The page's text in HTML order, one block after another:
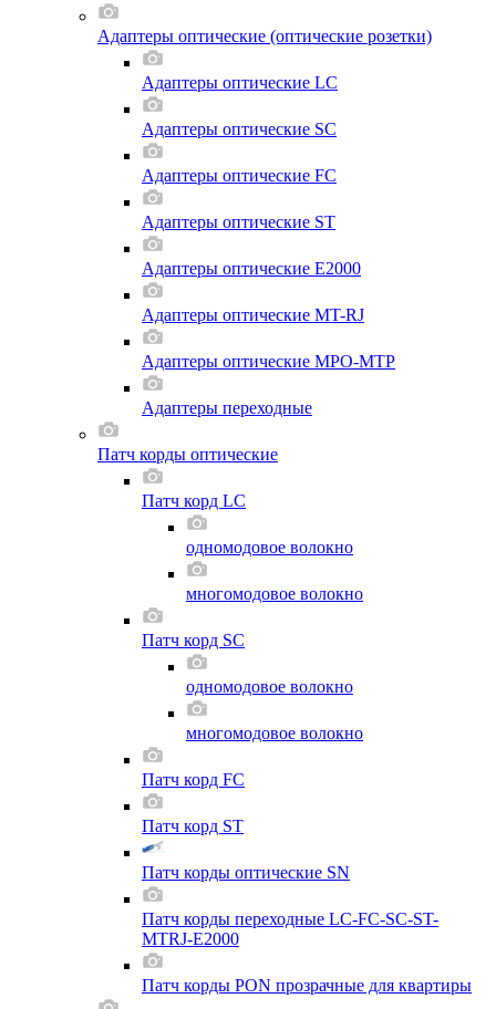
Адаптеры оптические (оптические розетки)
Адаптеры оптические LC
Адаптеры оптические SC
Адаптеры оптические FC
Адаптеры оптические ST
Адаптеры оптические E2000
Адаптеры оптические MT-RJ
Адаптеры оптические MPO-MTP
Адаптеры переходные
Патч корды оптические
Патч корд LC
одномодовое волокно
многомодовое волокно
Патч корд SC
одномодовое волокно
многомодовое волокно
Патч корд FC
Патч корд ST
Патч корды оптические SN
Патч корды переходные LC-FC-SC-ST-
MTRJ-E2000
Патч корды PON прозрачные для квартиры